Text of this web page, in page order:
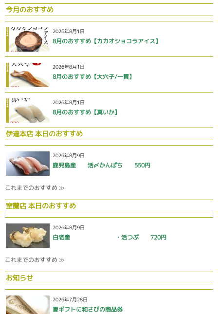
今月のおすすめ
2026年8月1日
8月のおすすめ【カカオショコラアイス】
2026年8月1日
8月のおすすめ【大穴子/一貫】
2026年8月1日
8月のおすすめ【真いか】
伊達本店 本日のおすすめ
2026年8月9日
鹿児島産 活〆かんぱち 550円
これまでのおすすめ ≫
室蘭店 本日のおすすめ
2026年8月9日
白老産 ・活つぶ 720円
これまでのおすすめ ≫
お知らせ
2026年7月28日
夏ギフトに和さびの商品券